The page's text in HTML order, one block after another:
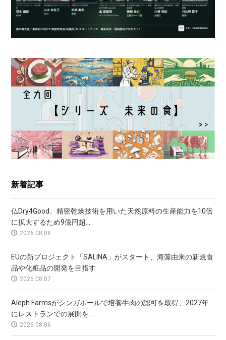
新着記事
仏Dry4Good、精密乾燥技術を用いた天然原料の生産能力を10倍
に拡大するため9億円超...
2026.08.08
EUの新プロジェクト「SALINA」がスタート、海藻由来の新規食
品や化粧品の開発を目指す
2026.08.07
Aleph Farmsがシンガポールで培養牛肉の認可を取得、2027年
にレストランでの展開を...
2026.08.06